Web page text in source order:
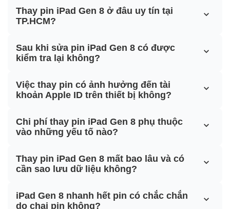
Thay pin iPad Gen 8 ở đâu uy tín tại
TP.HCM?
Sau khi sửa pin iPad Gen 8 có được
kiểm tra lại không?
Việc thay pin có ảnh hưởng đến tài
khoản Apple ID trên thiết bị không?
Chi phí thay pin iPad Gen 8 phụ thuộc
vào những yếu tố nào?
Thay pin iPad Gen 8 mất bao lâu và có
cần sao lưu dữ liệu không?
iPad Gen 8 nhanh hết pin có chắc chắn
do chai pin không?